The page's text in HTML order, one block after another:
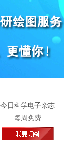
今日科学电子杂志
每周免费